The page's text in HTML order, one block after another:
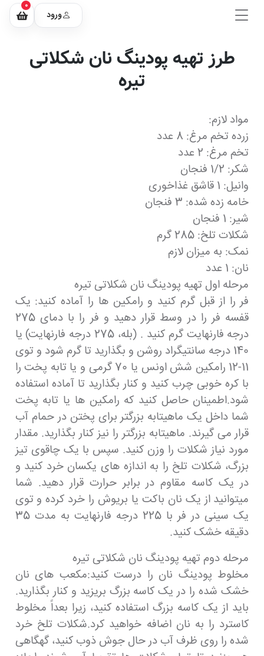
ورود
0
طرز تهیه پودینگ نان شکلاتی
تیره
مواد لازم:
زرده تخم مرغ: 8 عدد
تخم مرغ: 2 عدد
شکر: 1/2 فنجان
وانیل: 1 قاشق غذاخوری
خامه زده شده: 3 فنجان
شیر: 1 فنجان
شکلات تلخ: 285 گرم
نمک: به میزان لازم
نان: 1 عدد
مرحله اول تهیه پودینگ نان شکلاتی تیره
فر را از قبل گرم کنید و رامکین ها را آماده کنید: یک
قفسه فر را در وسط قرار دهید و فر را با دمای 275
درجه فارنهایت گرم کنید . (بله، 275 درجه فارنهایت) یا
140 درجه سانتیگراد روشن و بگذارید تا گرم شود و توی
11-12 رامکین شش اونس یا 70 گرمی و یا تابه پخت را
با کره خوبی چرب کنید و کنار بگذارید تا آماده استفاده
شود.اطمینان حاصل کنید که رامکین ها یا تابه پخت
شما داخل یک ماهیتابه بزرگتر برای پختن در حمام آب
قرار می گیرند. ماهیتابه بزرگتر را نیز کنار بگذارید. مقدار
مورد نیاز شکلات را وزن کنید. سپس با یک چاقوی تیز
بزرگ، شکلات تلخ را به اندازه های یکسان خرد کنید و
در یک کاسه مقاوم در برابر حرارت قرار دهید. شما
میتوانید از یک نان باکت یا بریوش را خرد کرده و توی
یک سینی در فر با 225 درجه فارنهایت به مدت 35
دقیقه خشک کنید.
مرحله دوم تهیه پودینگ نان شکلاتی تیره
مخلوط پودینگ نان را درست کنید:مکعب های نان
خشک شده را در یک کاسه بزرگ بریزید و کنار بگذارید.
باید از یک کاسه بزرگ استفاده کنید، زیرا بعداً مخلوط
کاسترد را به نان اضافه خواهید کرد.شکلات تلخ خرد
شده را روی ظرف آب در حال جوش ذوب کنید، گهگاهی